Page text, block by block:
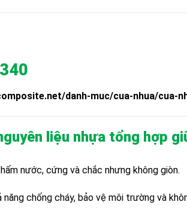
danh-muc/cua-nhua/cua-
liệu nhựa tổng hợp
nước, cứng và chắc nhưng không giòn.
chống cháy, bảo vệ môi trường và